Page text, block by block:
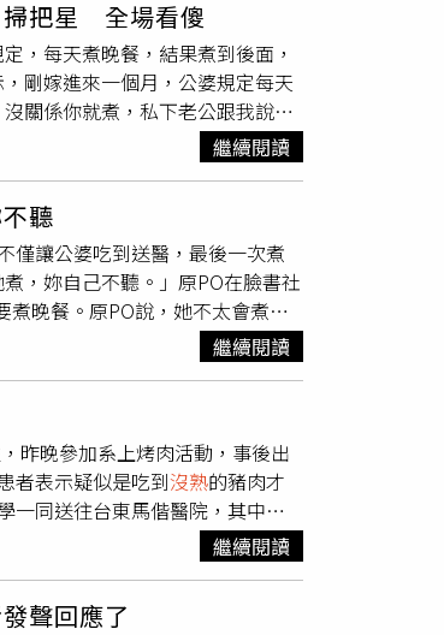
慮是否再購買此品項。
焦，整個鍋底變成了厚厚一層焦
不斷道歉，並且緊急清理鍋底。
捷臨危不亂，發揮幽默本色，笑
們爭取了一點時間。在一片緊張
民眾對口味的偏好，詢問大家喜
顧客們一咬下竟然發現內餡還帶
細回顧當天的失誤。蔡昌憲坦承
是第一次實際參與製作麵糰，讓
客人，這次真的算是學到了一
覺得自己這次有點小慌張，現場
胡宇威要求比較多，禾浩辰坦言
晚間10點於三立台灣台首播，華
道則是每週六晚上9點播出。新
點播出，另中華電信MOD、
掃把星 全場看傻
，每天煮晚餐，結果煮到後面，
剛嫁進來一個月，公婆規定每天
關係你就煮，私下老公跟我說，
吃，每次想賢慧一下煮個飯，不
飯會送去醫院，蝦為什麼要放冰
我清楚看到我老公翻了白眼，最
ㄣ一樣給我跟你爸，還害我們送
」貼文一出引起討論，網友紛紛
沒有證據」、「我也有燒過廚
繼續閱讀
聽
僅讓公婆吃到送醫，最後一次煮
，妳自己不聽。」原PO在臉書社
晚餐。原PO說，她不太會煮。
了。」原PO表示，之前跟老公同
想想有人願意吃我煮的飯真的很
廚房？有放冰箱嗎？」原PO不
，婆婆還要她繼續煮。原PO指
說，媳婦每天煮的晚餐像ㄆㄨㄣ
婆婆說，「早跟妳說不要叫她
父母親可以孝順，雖然飯煮不好
廚房。」此文曝光後，網友紛紛
是我沒有證據」、「感覺是編故
繼續閱讀
昨晚參加系上烤肉活動，事後出
者表示疑似是吃到沒熟的豬肉才
一同送往台東馬偕醫院，其中一
覺得味道怪怪，接下來就開始上
繼續閱讀
聲回應了